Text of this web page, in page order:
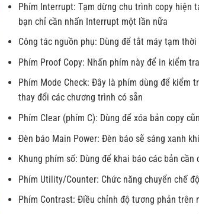
Phím Interrupt: Tạm dừng chu trình copy hiện
bạn chỉ cần nhấn Interrupt một lần nữa
Công tác nguồn phụ: Dùng để tắt máy tạm
Phím Proof Copy: Nhấn phím này để in kiểm
Phím Mode Check: Đây là phím dùng để kiểm
thay đổi các chương trình có sẵn
Phím Clear (phím C): Dùng để xóa bản copy
Đèn báo Main Power: Đèn báo sẽ sáng xanh
Khung phím số: Dùng để khai báo các bản
Phím Utility/Counter: Chức năng chuyển chế
Phím Contrast: Điều chỉnh độ tương phản trên